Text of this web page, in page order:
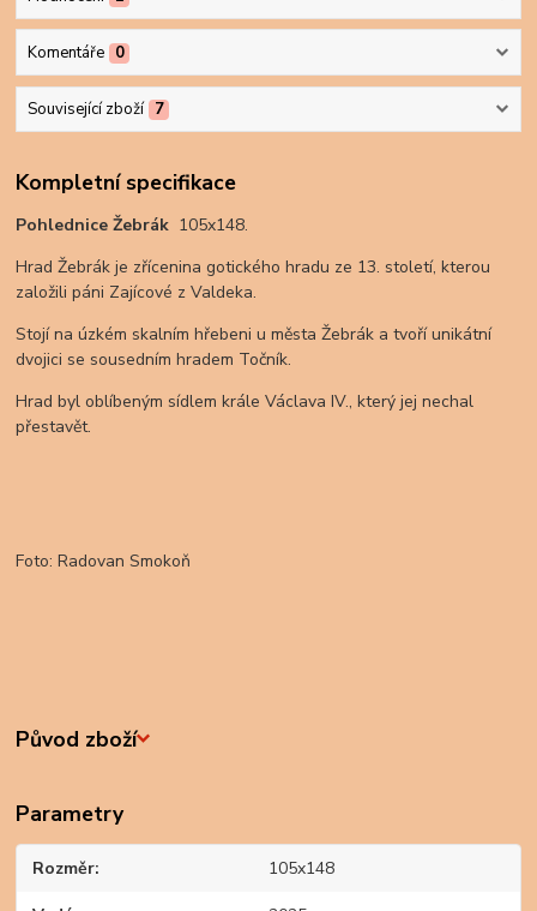
Komentáře 0
Související zboží 7
Kompletní specifikace
Pohlednice Žebrák 105x148.
Hrad Žebrák je zřícenina gotického hradu ze 13. století, kterou
založili páni Zajícové z Valdeka.
Stojí na úzkém skalním hřebeni u města Žebrák a tvoří unikátní
dvojici se sousedním hradem Točník.
Hrad byl oblíbeným sídlem krále Václava IV., který jej nechal
přestavět.
Foto: Radovan Smokoň
Původ zboží
Parametry
Rozměr 105x148